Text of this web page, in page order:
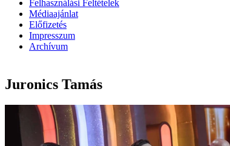
Felhasználási Feltételek
Médiaajánlat
Előfizetés
Impresszum
Archívum
Juronics Tamás